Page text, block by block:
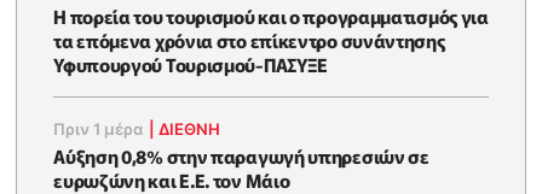
Η πορεία του τουρισμού και ο προγραμματισμός για
τα επόμενα χρόνια στο επίκεντρο συνάντησης
Υφυπουργού Τουρισμού-ΠΑΣΥΞΕ
Πριν 1 μέρα |ΔΙΕΘΝΗ
Αύξηση 0,8% στην παραγωγή υπηρεσιών σε
ευρωζώνη και Ε.Ε. τον Μάιο